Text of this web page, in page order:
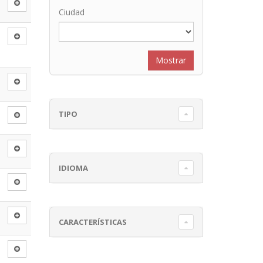
Ciudad
TIPO
IDIOMA
CARACTERÍSTICAS